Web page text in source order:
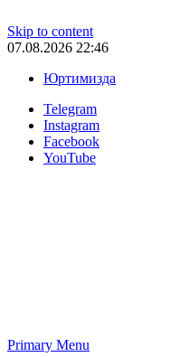
Skip to content
07.08.2026 22:46
Юртимизда
Telegram
Instagram
Facebook
YouTube
Primary Menu